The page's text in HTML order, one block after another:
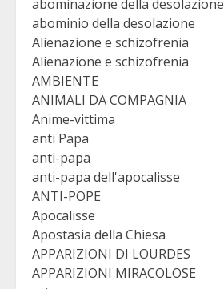
abominazione della desolazione
abominio della desolazione
Alienazione e schizofrenia
Alienazione e schizofrenia
AMBIENTE
ANIMALI DA COMPAGNIA
Anime-vittima
anti Papa
anti-papa
anti-papa dell'apocalisse
ANTI-POPE
Apocalisse
Apostasia della Chiesa
APPARIZIONI DI LOURDES
APPARIZIONI MIRACOLOSE